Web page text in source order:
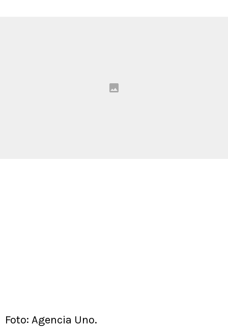
Foto: Agencia Uno.